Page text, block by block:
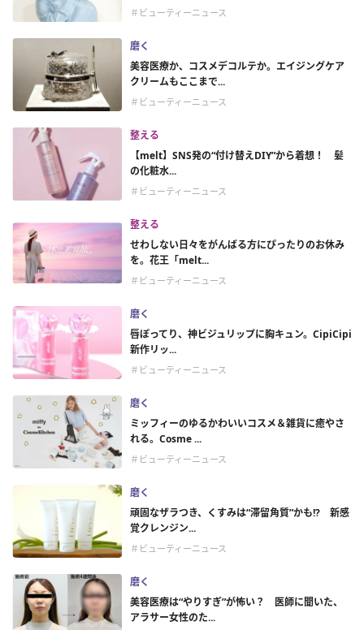
＃ビューティーニュース
磨く
美容医療か、コスメデコルテか。エイジングケア
クリームもここまで...
＃ビューティーニュース
整える
【melt】SNS発の“付け替えDIY”から着想！ 髪
の化粧水...
＃ビューティーニュース
整える
せわしない日々をがんばる方にぴったりのお休み
を。花王「melt...
＃ビューティーニュース
磨く
唇ぽってり、神ビジュリップに胸キュン。CipiCipi
新作リッ...
＃ビューティーニュース
磨く
ミッフィーのゆるかわいいコスメ＆雑貨に癒やさ
れる。Cosme ...
＃ビューティーニュース
磨く
頑固なザラつき、くすみは“滞留角質”かも!? 新感
覚クレンジン...
＃ビューティーニュース
磨く
美容医療は“やりすぎ”が怖い？ 医師に聞いた、
アラサー女性のた...